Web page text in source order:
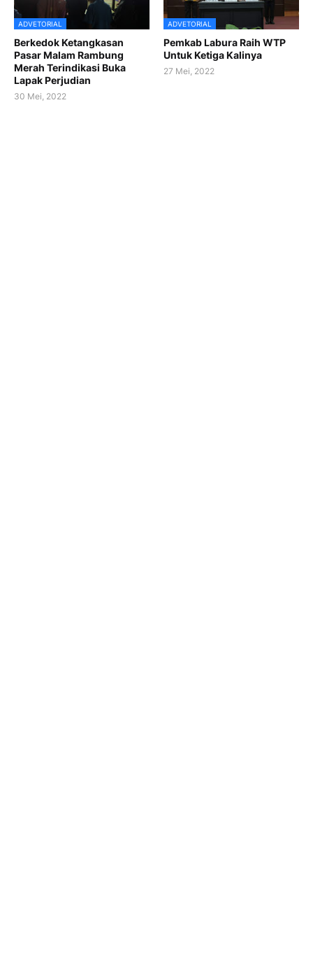
ADVETORIAL
Berkedok Ketangkasan
Pasar Malam Rambung
Merah Terindikasi Buka
Lapak Perjudian
30 Mei, 2022
ADVETORIAL
Pemkab Labura Raih WTP
Untuk Ketiga Kalinya
27 Mei, 2022